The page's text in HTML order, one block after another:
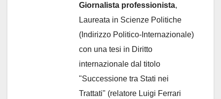
Giornalista professionista,
Laureata in Scienze Politiche
(Indirizzo Politico-Internazionale)
con una tesi in Diritto
internazionale dal titolo
"Successione tra Stati nei
Trattati" (relatore Luigi Ferrari